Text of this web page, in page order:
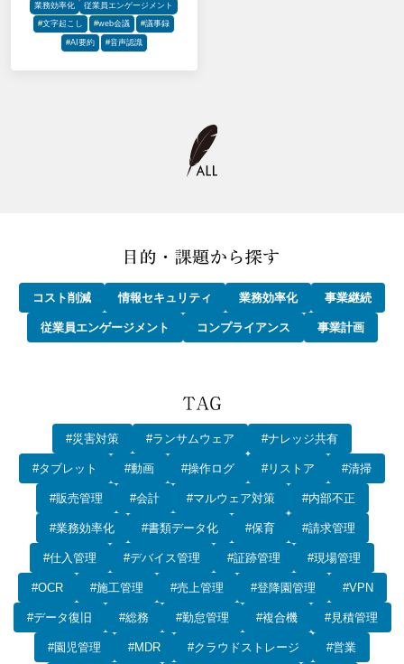
業務効率化
従業員エンゲージメント
#文字起こし
#web会議 #議事録
#AI要約 #音声認識
コスト削減 情報セキュリティ 業務効率化 事業継続
従業員エンゲージメント コンプライアンス 事業計画
#災害対策 #ランサムウェア #ナレッジ共有
#タブレット #動画 #操作ログ #リストア #清掃
#販売管理 #会計 #マルウェア対策 #内部不正
#業務効率化 #書類データ化 #保育 #請求管理
#仕入管理 #デバイス管理 #証跡管理 #現場管理
#OCR #施工管理 #売上管理 #登降園管理 #VPN
#データ復旧 #総務 #勤怠管理 #複合機 #見積管理
#園児管理 #MDR #クラウドストレージ #営業